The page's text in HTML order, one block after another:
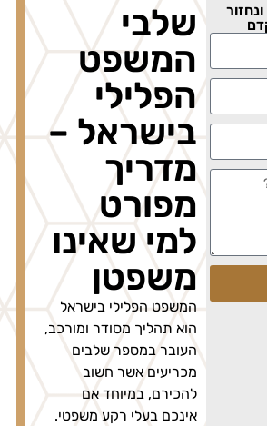
שלבי
המשפט
הפלילי
בישראל –
מדריך
מפורט
למי שאינו
משפטן
המשפט הפלילי בישראל
הוא תהליך מסודר ומורכב,
העובר במספר שלבים
מכריעים אשר חשוב
להכירם, במיוחד אם
אינכם בעלי רקע משפטי.